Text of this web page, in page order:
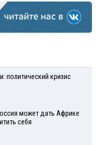
политический кризис
может дать Африке
себя